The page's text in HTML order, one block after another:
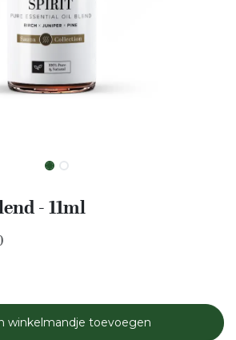
- 11ml
winkelmandje toevoegen